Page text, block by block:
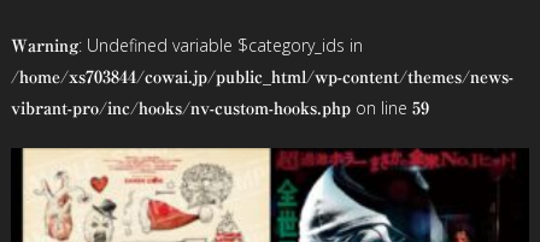
ゲ
ー
シ
ョ
Warning: Undefined variable $category_ids in
/home/xs703844/cowai.jp/public_html/wp-content/themes/news-
vibrant-pro/inc/hooks/nv-custom-hooks.phpon line 59